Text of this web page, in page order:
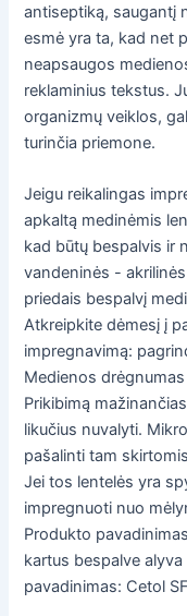
antiseptiką, saugantį
esmė yra ta, kad net
neapsaugos
reklaminius tekstus.
organizmų veiklos,
turinčia priemone.
Jeigu reikalingas
apkaltą medinėmis
kad būtų bespalvis ir
vandeninės -
priedais bespalvį
Atkreipkite dėmesį į
impregnavimą:
Medienos
Prikibimą
likučius nuvalyti.
pašalinti tam
Jei tos lentelės yra
impregnuoti nuo
Produkto
kartus bespalve
pavadinimas: Cetol